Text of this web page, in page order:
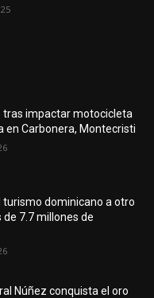
tras impactar motocicleta
en Carbonera, Montecristi
turismo dominicano a otro
7.7 millones de
Núñez conquista el oro